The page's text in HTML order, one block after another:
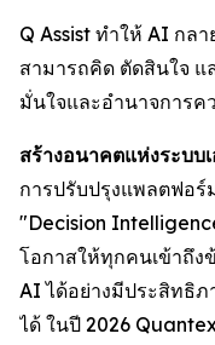
Q Assist ทำให้ AI กล
สามารถคิด ตัดสินใจ แ
มั่นใจและอำนาจการค
สร้างอนาคตแห่งระบบ
การปรับปรุงแพลตฟอร์
"Decision
โอกาสให้ทุกคนเข้าถึง
AI ได้อย่างมีประสิทธิ
ได้ ในปี 2026